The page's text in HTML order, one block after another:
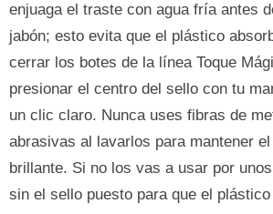
enjuaga el traste con agua fría antes
jabón; esto evita que el plástico
cerrar los botes de la línea Toque
presionar el centro del sello con tu
un clic claro. Nunca uses fibras de
abrasivas al lavarlos para mantener
brillante. Si no los vas a usar por
sin el sello puesto para que el